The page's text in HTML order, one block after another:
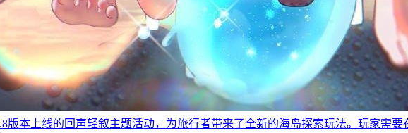
版本上线的回声轻叙主题活动，为旅行者带来了全新的海岛探索玩法。玩家需